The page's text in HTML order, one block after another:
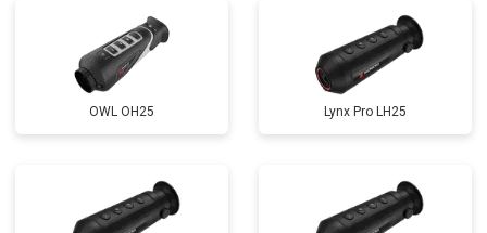
OWL OH25 Lynx Pro LH25